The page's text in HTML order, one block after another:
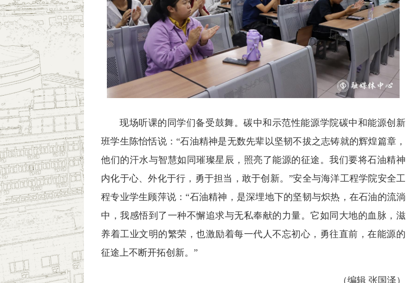
现场听课的同学们备受鼓舞。碳中和示范性能源学院碳中和能源创新
班学生陈怡恬说：“石油精神是无数先辈以坚韧不拔之志铸就的辉煌篇章，
他们的汗水与智慧如同璀璨星辰，照亮了能源的征途。我们要将石油精神
内化于心、外化于行，勇于担当，敢于创新。”安全与海洋工程学院安全工
程专业学生顾萍说：“石油精神，是深埋地下的坚韧与炽热，在石油的流淌
中，我感悟到了一种不懈追求与无私奉献的力量。它如同大地的血脉，滋
养着工业文明的繁荣，也激励着每一代人不忘初心，勇往直前，在能源的
征途上不断开拓创新。”
（编辑 张国泽）